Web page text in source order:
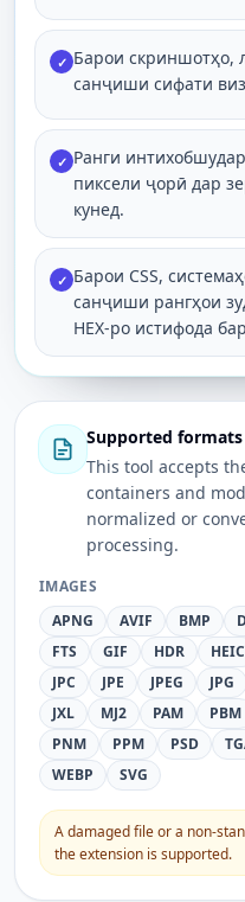
✓ Барои скриншотҳо,
санҷиши сифати
✓ Ранги
пиксели ҷорӣ дар
кунед.
✓ Барои CSS,
санҷиши рангҳои
HEX-ро истифода
Supported formats
This tool accepts
containers and
normalized or
processing.
IMAGES
APNG
AVIF BMP
FTS
GIF HDR HEIC
JPC
JPE JPEG JPG
JXL
MJ2 PAM PBM
PNM
PPM PSD
WEBP
SVG
A damaged file or a non-
the extension is supported.